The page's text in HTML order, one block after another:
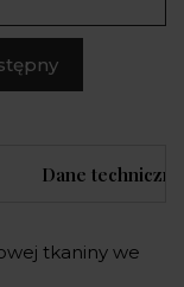
Dane techniczne
tkaniny we